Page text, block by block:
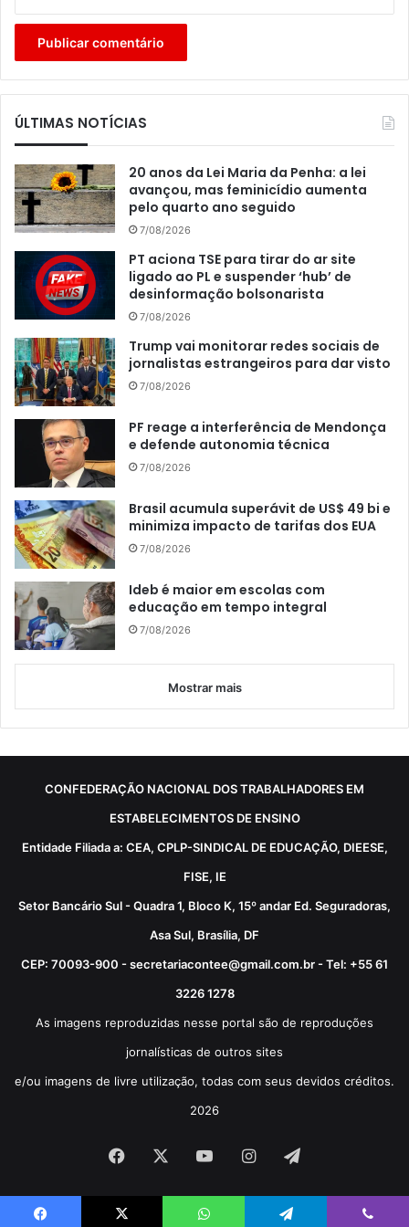
ÚLTIMAS NOTÍCIAS
20 anos da Lei Maria da Penha: a lei
avançou, mas feminicídio aumenta
pelo quarto ano seguido
7/08/2026
PT aciona TSE para tirar do ar site
ligado ao PL e suspender ‘hub’ de
desinformação bolsonarista
7/08/2026
Trump vai monitorar redes sociais de
jornalistas estrangeiros para dar visto
7/08/2026
PF reage a interferência de Mendonça
e defende autonomia técnica
7/08/2026
Brasil acumula superávit de US$ 49 bi e
minimiza impacto de tarifas dos EUA
7/08/2026
Ideb é maior em escolas com
educação em tempo integral
7/08/2026
Mostrar mais
CONFEDERAÇÃO NACIONAL DOS TRABALHADORES EM
ESTABELECIMENTOS DE ENSINO
Entidade Filiada a: CEA, CPLP-SINDICAL DE EDUCAÇÃO, DIEESE,
FISE, IE
Setor Bancário Sul - Quadra 1, Bloco K, 15º andar Ed. Seguradoras,
Asa Sul, Brasília, DF
CEP: 70093-900 - secretariacontee@gmail.com.br - Tel: +55 61
3226 1278
As imagens reproduzidas nesse portal são de reproduções
jornalísticas de outros sites
e/ou imagens de livre utilização, todas com seus devidos créditos.
2026
Facebook YouTubeInstagram